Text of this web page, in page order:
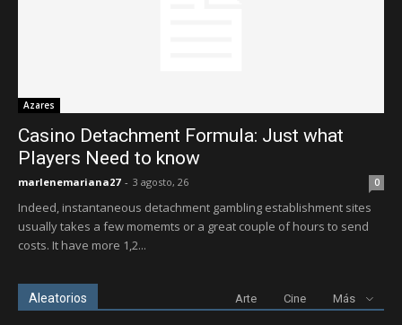
Azares
Casino Detachment Formula: Just what
Players Need to know
marlenemariana27 - 3 agosto, 26 0
Indeed, instantaneous detachment gambling establishment sites
usually takes a few momemts or a great couple of hours to send
costs. It have more 1,2...
Aleatorios Arte Cine Más